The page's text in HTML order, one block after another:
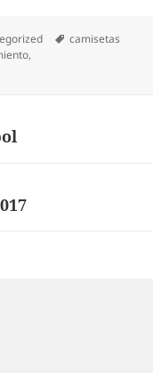
Etiquetas
camisetas
,